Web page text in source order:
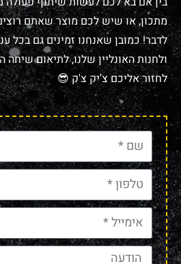
מתכון, או שיש לכם מוצר שאתם
לדבר! כמובן שאנחנו זמינים גם בכל
ולחנות האונליין שלנו, לתיאום
לחזור אליכם צ'יק צ'ק 😎